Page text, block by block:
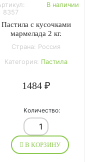
8357
В наличии
Пастила с кусочками
мармелада 2 кг.
Страна: Россия
Категория: Пастила
1484 ₽
Количество:
В КОРЗИНУ